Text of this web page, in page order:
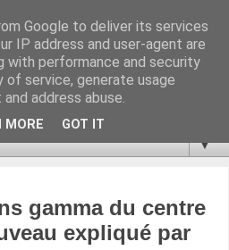
là haut
Astroparticules, Cosmologie.
ISSN 2272-5768
▼
gamma du centre
expliqué par
Google to deliver its services
IP address and user-agent are
with performance and security
service, generate usage
address abuse.
MORE GOT IT